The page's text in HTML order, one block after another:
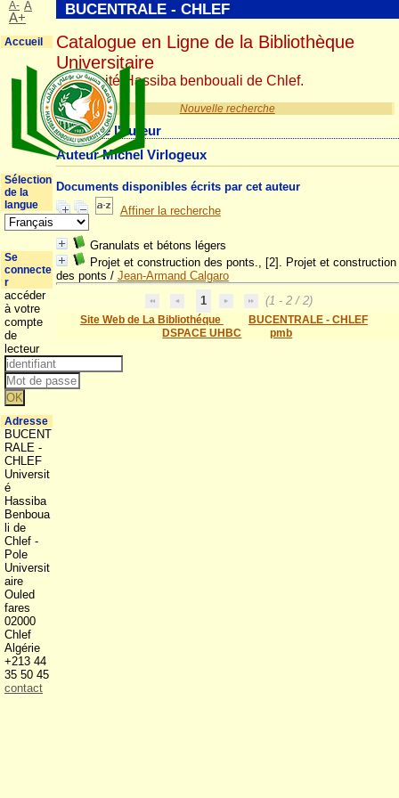
Nouvelle recherche
Détail de l'auteur
Auteur Michel Virlogeux
Documents disponibles écrits par cet auteur
Affiner la recherche
Granulats et bétons légers
Projet et construction des ponts., [2]. Projet et construction
des ponts / Jean-Armand Calgaro
1
(1 - 2 / 2)
Site Web de La Bibliothéque
BUCENTRALE - CHLEF
DSPACE UHBC
pmb
BUCENTRALE - CHLEF
Catalogue en Ligne de la Bibliothèque
Universitaire
Université Hassiba benbouali de Chlef.
A- A
A+
Accueil
Sélection
de la
langue
Se
connecte
r
accéder
à votre
compte
de
lecteur
Adresse
BUCENT
RALE -
CHLEF
Universit
é
Hassiba
Benboua
li de
Chlef -
Pole
Universit
aire
Ouled
fares
02000
Chlef
Algérie
+213 44
35 50 45
contact